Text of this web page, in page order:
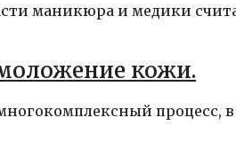
маникюра и медики
кожи.
процесс,